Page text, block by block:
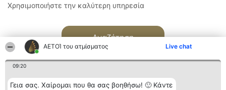
ΑΕΤΟΊ του ατμίσματος Live chat
09:20
Γεια σας. Χαίρομαι που θα σας βοηθήσω! 🙂 Κάντε
Χρησιμοποιήστε την καλύτερη υπηρεσία
Αναζήτηση